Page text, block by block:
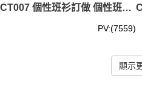
CT007 個性班衫訂做 個性班衫製造商 歌唱班tee design 個性班衫公司
PV:(7559)
顯示